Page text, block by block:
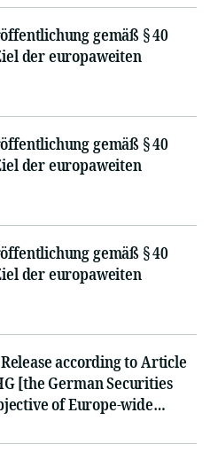
gemäß § 40
der europaweiten
gemäß § 40
der europaweiten
gemäß § 40
der europaweiten
according to Article
[the German Securities
of Europe-wide